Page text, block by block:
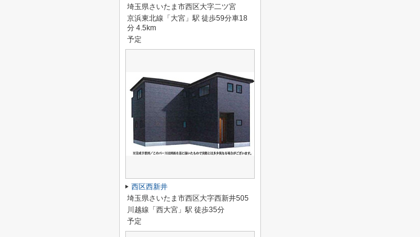
埼玉県さいたま市西区大字二ツ宮
京浜東北線「大宮」駅 徒歩59分車18
分 4.5km
予定
西区西新井
埼玉県さいたま市西区大字西新井505
川越線「西大宮」駅 徒歩35分
予定